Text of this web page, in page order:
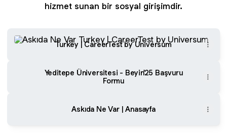
hizmet sunan bir sosyal girişimdir.
Turkey | CareerTest by Universum
Yeditepe Üniversitesi - Beyin'25 Başvuru
Formu
Askıda Ne Var | Anasayfa